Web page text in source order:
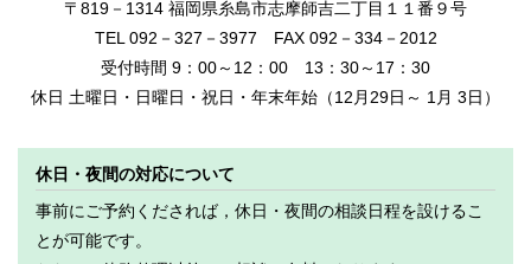
〒819－1314 福岡県糸島市志摩師吉二丁目１１番９号
TEL 092－327－3977 FAX 092－334－2012
受付時間 9：00～12：00 13：30～17：30
休日 土曜日・日曜日・祝日・年末年始（12月29日～ 1月 3日）
休日・夜間の対応について
事前にご予約くだされば，休日・夜間の相談日程を設けるこ
とが可能です。